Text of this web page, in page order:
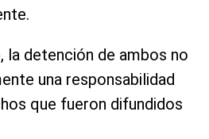
la detención de ambos no
una responsabilidad
que fueron difundidos